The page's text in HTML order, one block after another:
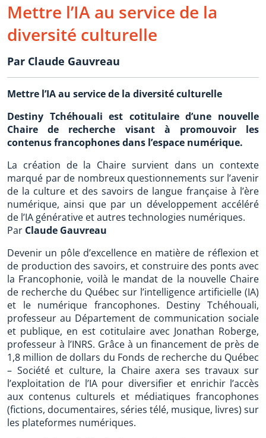
Mettre l’IA au service de la
diversité culturelle
Par Claude Gauvreau
Mettre l’IA au service de la diversité culturelle
Destiny Tchéhouali est cotitulaire d’une nouvelle
Chaire de recherche visant à promouvoir les
contenus francophones dans l’espace numérique.
La création de la Chaire survient dans un contexte
marqué par de nombreux questionnements sur l’avenir
de la culture et des savoirs de langue française à l’ère
numérique, ainsi que par un développement accéléré
de l’IA générative et autres technologies numériques.
Par Claude Gauvreau
Devenir un pôle d’excellence en matière de réflexion et
de production des savoirs, et construire des ponts avec
la Francophonie, voilà le mandat de la nouvelle Chaire
de recherche du Québec sur l’intelligence artificielle (IA)
et le numérique francophones. Destiny Tchéhouali,
professeur au Département de communication sociale
et publique, en est cotitulaire avec Jonathan Roberge,
professeur à l’INRS. Grâce à un financement de près de
1,8 million de dollars du Fonds de recherche du Québec
– Société et culture, la Chaire axera ses travaux sur
l’exploitation de l’IA pour diversifier et enrichir l’accès
aux contenus culturels et médiatiques francophones
(fictions, documentaires, séries télé, musique, livres) sur
les plateformes numériques.